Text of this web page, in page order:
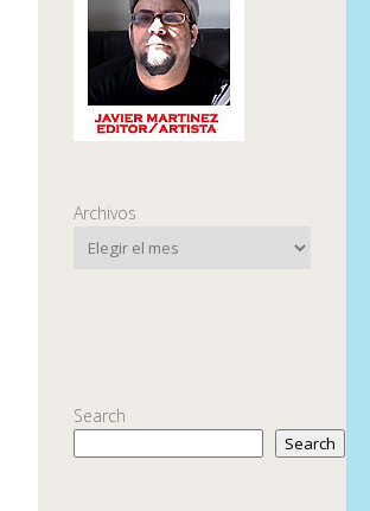
Archivos
Search
Search